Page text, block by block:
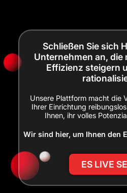
Schließen Sie sich
Unternehmen an, die
Effizienz steigern
Unsere Plattform macht die
Ihrer Einrichtung
Ihnen, ihr volles
Wir sind hier, um Ihnen den
ES LIVE